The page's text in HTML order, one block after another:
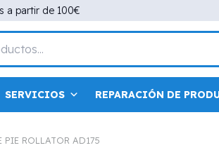
a partir de 100€
SERVICIOS REPARACIÓN DE
PIE ROLLATOR AD175